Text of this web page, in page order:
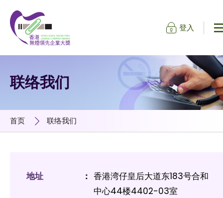
登入
联络我们
首页 联络我们
地址 ： 香港湾仔皇后大道东183号合和
中心44楼4402-03室